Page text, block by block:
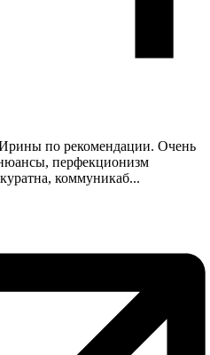
по рекомендации. Очень
перфекционизм
коммуникаб...